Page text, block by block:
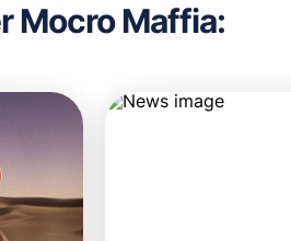
Mocro Maffia: